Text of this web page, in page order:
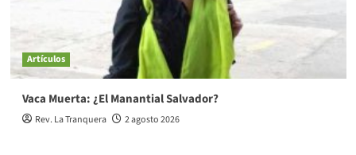
Artículos
Vaca Muerta: ¿El Manantial Salvador?
Rev. La Tranquera 2 agosto 2026